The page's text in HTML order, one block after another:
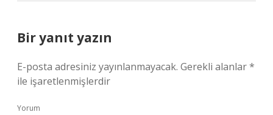
Bir yanıt yazın
E-posta adresiniz yayınlanmayacak. Gerekli alanlar*
ile işaretlenmişlerdir
Yorum